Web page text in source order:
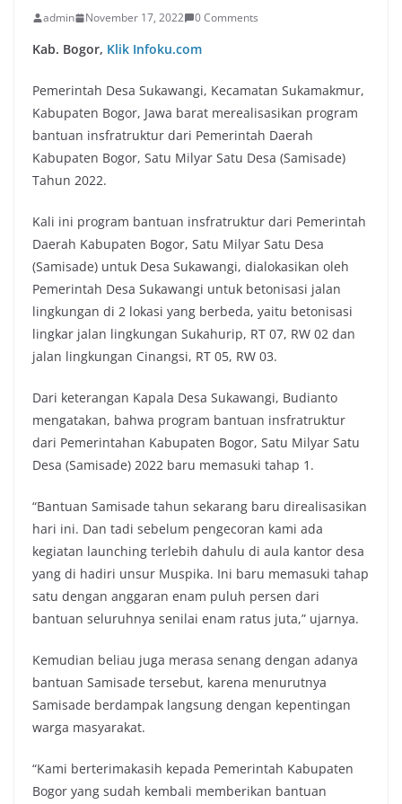
admin November 17, 2022 0 Comments
Kab. Bogor, Klik Infoku.com
Pemerintah Desa Sukawangi, Kecamatan Sukamakmur,
Kabupaten Bogor, Jawa barat merealisasikan program
bantuan insfratruktur dari Pemerintah Daerah
Kabupaten Bogor, Satu Milyar Satu Desa (Samisade)
Tahun 2022.
Kali ini program bantuan insfratruktur dari Pemerintah
Daerah Kabupaten Bogor, Satu Milyar Satu Desa
(Samisade) untuk Desa Sukawangi, dialokasikan oleh
Pemerintah Desa Sukawangi untuk betonisasi jalan
lingkungan di 2 lokasi yang berbeda, yaitu betonisasi
lingkar jalan lingkungan Sukahurip, RT 07, RW 02 dan
jalan lingkungan Cinangsi, RT 05, RW 03.
Dari keterangan Kapala Desa Sukawangi, Budianto
mengatakan, bahwa program bantuan insfratruktur
dari Pemerintahan Kabupaten Bogor, Satu Milyar Satu
Desa (Samisade) 2022 baru memasuki tahap 1.
“Bantuan Samisade tahun sekarang baru direalisasikan
hari ini. Dan tadi sebelum pengecoran kami ada
kegiatan launching terlebih dahulu di aula kantor desa
yang di hadiri unsur Muspika. Ini baru memasuki tahap
satu dengan anggaran enam puluh persen dari
bantuan seluruhnya senilai enam ratus juta,” ujarnya.
Kemudian beliau juga merasa senang dengan adanya
bantuan Samisade tersebut, karena menurutnya
Samisade berdampak langsung dengan kepentingan
warga masyarakat.
“Kami berterimakasih kepada Pemerintah Kabupaten
Bogor yang sudah kembali memberikan bantuan